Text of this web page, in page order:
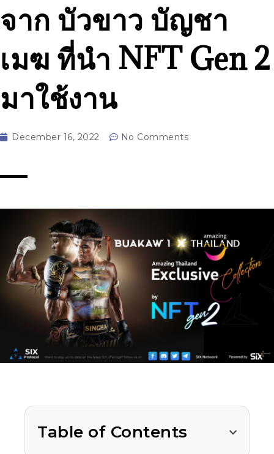
จาก บัวขาว บัญชา
เมฆ ที่นำ NFT Gen 2
มาใช้งาน
December 16, 2022 No Comments
Table of Contents